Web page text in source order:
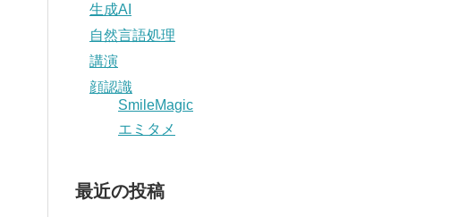
生成AI
自然言語処理
講演
顔認識
SmileMagic
エミタメ
最近の投稿